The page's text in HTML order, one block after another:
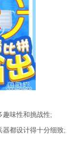
趣味性和挑战性;
都设计得十分细致;